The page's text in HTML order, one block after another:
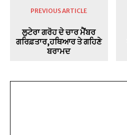
PREVIOUS ARTICLE
ਲੁਟੇਰਾ ਗਰੋਹ ਦੇ ਚਾਰ ਮੈਂਬਰ
ਗਰਿਫ਼ਤਾਰ,ਹਥਿਆਰ ਤੇ ਗਹਿਣੇ
ਬਰਾਮਦ